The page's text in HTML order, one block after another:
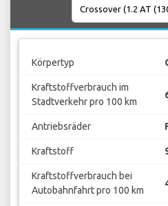
Körpertyp
Kraftstoffverbrauch im
Stadtverkehr pro 100 km
Antriebsräder
Kraftstoff
Kraftstoffverbrauch bei
Autobahnfahrt pro 100 km